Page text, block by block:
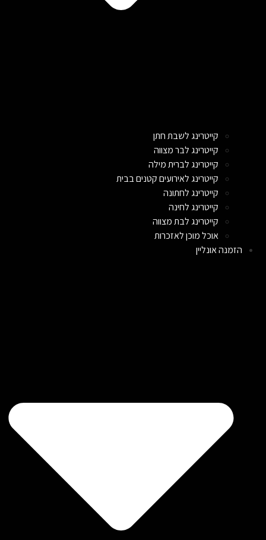
קייטרינג לשבת חתן
קייטרינג לבר מצווה
קייטרינג לברית מילה
קייטרינג לאירועים קטנים בבית
קייטרינג לחתונה
קייטרינג לחינה
קייטרינג לבת מצווה
אוכל מוכן לאזכרות
הזמנה אונליין